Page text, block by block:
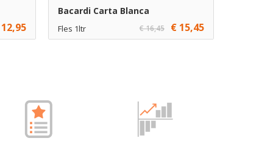
Bacardi Carta Blanca
Fles 1ltr € 16,45 € 15,45